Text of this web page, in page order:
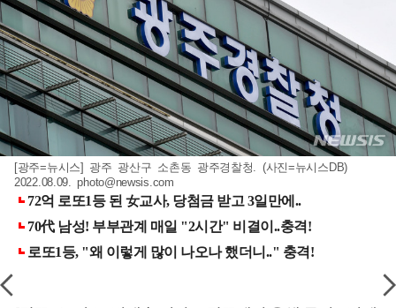
[광주=뉴시스] 광주 광산구 소촌동 광주경찰청. (사진=뉴시스DB)
2022.08.09.photo@newsis.com